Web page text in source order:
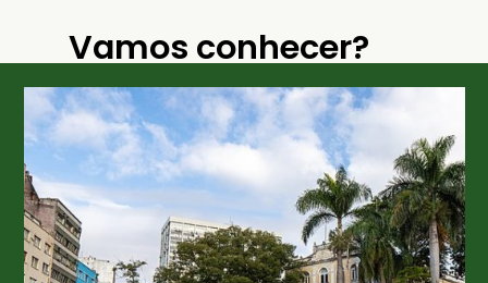
Vamos conhecer?